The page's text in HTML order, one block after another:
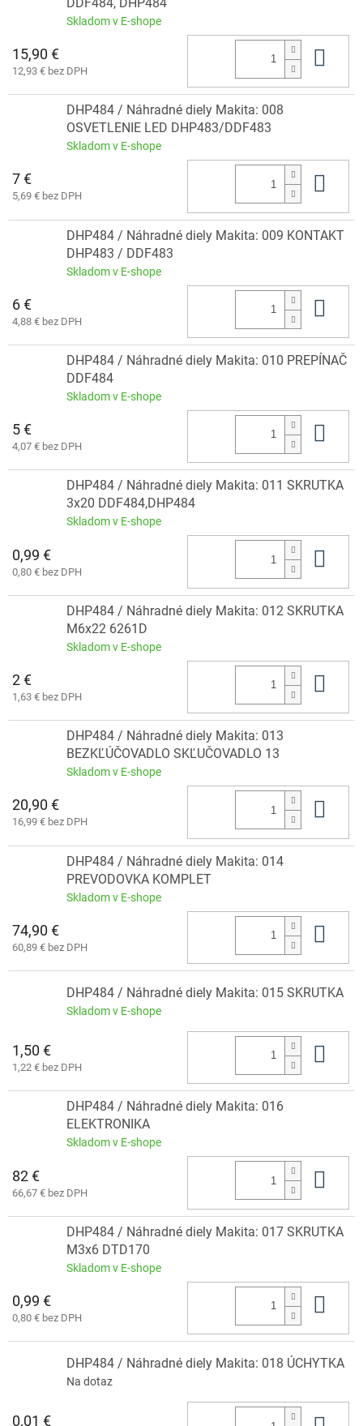
Skladom v E-shope
15,90 €
12,93 € bez DPH
DHP484 / Náhradné diely Makita: 008
OSVETLENIE LED DHP483/DDF483
Skladom v E-shope
7 €
5,69 € bez DPH
DHP484 / Náhradné diely Makita: 009 KONTAKT
DHP483 / DDF483
Skladom v E-shope
6 €
4,88 € bez DPH
DHP484 / Náhradné diely Makita: 010 PREPÍNAČ
DDF484
Skladom v E-shope
5 €
4,07 € bez DPH
DHP484 / Náhradné diely Makita: 011 SKRUTKA
3x20 DDF484,DHP484
Skladom v E-shope
0,99 €
0,80 € bez DPH
DHP484 / Náhradné diely Makita: 012 SKRUTKA
M6x22 6261D
Skladom v E-shope
2 €
1,63 € bez DPH
DHP484 / Náhradné diely Makita: 013
BEZKĽÚČOVADLO SKĽUČOVADLO 13
Skladom v E-shope
20,90 €
16,99 € bez DPH
DHP484 / Náhradné diely Makita: 014
PREVODOVKA KOMPLET
Skladom v E-shope
74,90 €
60,89 € bez DPH
DHP484 / Náhradné diely Makita: 015 SKRUTKA
Skladom v E-shope
1,50 €
1,22 € bez DPH
DHP484 / Náhradné diely Makita: 016
ELEKTRONIKA
Skladom v E-shope
82 €
66,67 € bez DPH
DHP484 / Náhradné diely Makita: 017 SKRUTKA
M3x6 DTD170
Skladom v E-shope
0,99 €
0,80 € bez DPH
DHP484 / Náhradné diely Makita: 018 ÚCHYTKA
Na dotaz
0,01 €